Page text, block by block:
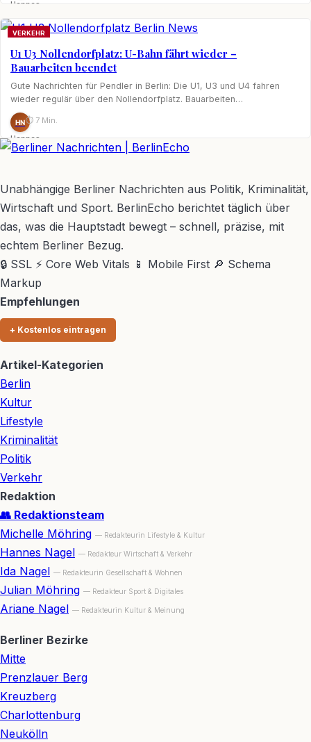
Hannes
VERKEHR
U1 U3 Nollendorfplatz: U-Bahn fährt wieder –
Bauarbeiten beendet
Gute Nachrichten für Pendler in Berlin: Die U1, U3 und U4 fahren
wieder regulär über den Nollendorfplatz. Bauarbeiten…
HN
Hannes
Nagel
⏱ 7 Min.
Unabhängige Berliner Nachrichten aus Politik, Kriminalität,
Wirtschaft und Sport. BerlinEcho berichtet täglich über
das, was die Hauptstadt bewegt – schnell, präzise, mit
echtem Berliner Bezug.
🔒 SSL ⚡ Core Web Vitals 📱 Mobile First 🔎 Schema
Markup
Empfehlungen
+ Kostenlos eintragen
Artikel-Kategorien
Berlin
Kultur
Lifestyle
Kriminalität
Politik
Verkehr
Redaktion
👥 Redaktionsteam
Michelle Möhring — Redakteurin Lifestyle & Kultur
Hannes Nagel — Redakteur Wirtschaft & Verkehr
Ida Nagel — Redakteurin Gesellschaft & Wohnen
Julian Möhring — Redakteur Sport & Digitales
Ariane Nagel — Redakteurin Kultur & Meinung
Berliner Bezirke
Mitte
Prenzlauer Berg
Kreuzberg
Charlottenburg
Neukölln